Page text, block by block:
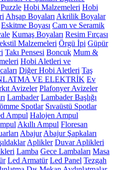
Puzzle Hobi Malzemeleri Hobi
Ahşap Boyaları Akrilik Boyalar
Eskitme Boyası Cam ve Seramik
Kumaş Boyaları Resim Fırçası
Malzemeleri Örgü İpi Güpür
Takı Pensesi Boncuk Mum &
Hobi Aletleri ve
Diğer Hobi Aletleri Taş
VE ELEKTRİK Ev
Avizeler Plafonyer Avizeler
Lambader Lambader Başlığı
Spotlar Sıvaüstü Spotlar
Ampul Halojen Ampul
Akıllı Ampul Floresan
Abajur Abajur Şapkaları
Aplikler Duvar Aplikleri
Lamba Gece Lambaları Masa
Led Armatür Led Panel Tezgah